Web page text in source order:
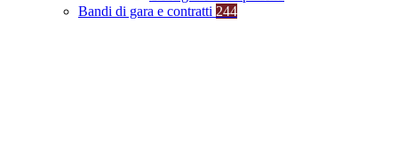
Bandi di gara e contratti 244